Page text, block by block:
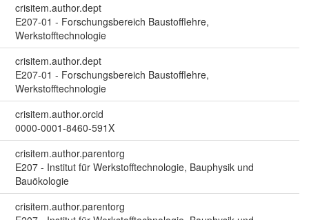
crisitem.author.dept
E207-01 - Forschungsbereich Baustofflehre,
Werkstofftechnologie
crisitem.author.dept
E207-01 - Forschungsbereich Baustofflehre,
Werkstofftechnologie
crisitem.author.orcid
0000-0001-8460-591X
crisitem.author.parentorg
E207 - Institut für Werkstofftechnologie, Bauphysik und
Bauökologie
crisitem.author.parentorg